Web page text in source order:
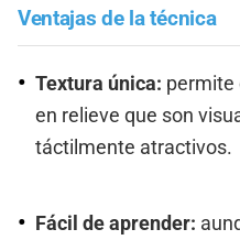
Ventajas de la técnica
Textura única: permite
en relieve que son
táctilmente atractivos.
Fácil de aprender: